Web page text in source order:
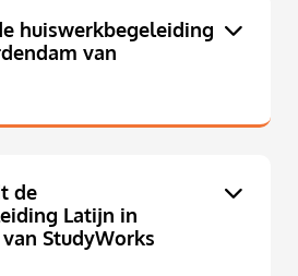
huiswerkbegeleiding
van
de
Latijn in
StudyWorks